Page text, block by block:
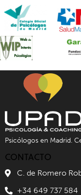
Psicólogos en Madrid.
CONTACTO
C. de Romero
+34 649 737 584